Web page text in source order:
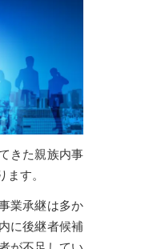
きた親族内事
す。
業承継は多か
に後継者候補